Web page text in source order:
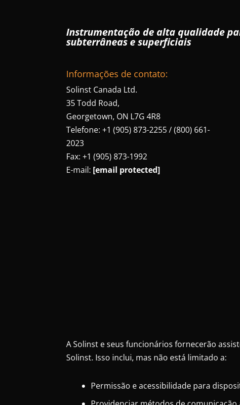
Instrumentação de alta qualidade
subterrâneas e superficiais
Informações de contato:
Solinst Canada Ltd.
35 Todd Road,
Georgetown, ON L7G 4R8
Telefone: +1 (905) 873-2255 / (800) 661-
2023
Fax: +1 (905) 873-1992
E-mail: [email protected]
A Solinst e seus funcionários fornecerão
Solinst. Isso inclui, mas não está limitado a:
Permissão e acessibilidade para